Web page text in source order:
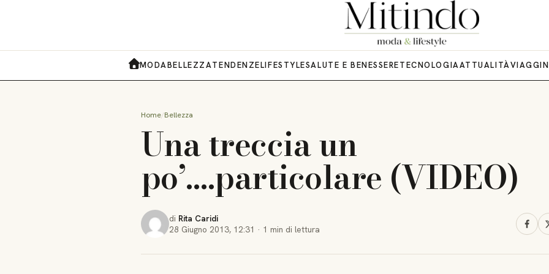
MODABELLEZZATENDENZELIFESTYLESALUTE E BENESSERETECNOLOGIAATTUALITÀVIAGGI
Home Bellezza
Una treccia un
po’….particolare (VIDEO)
di Rita Caridi
28 Giugno 2013, 12:31 · 1 min di lettura